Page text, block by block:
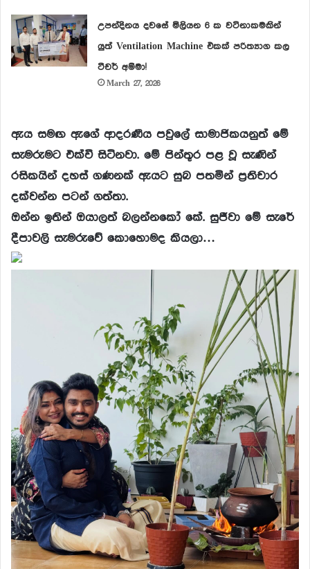
උපන්දිනය දවසේ මිලියන 6 ක වටිනාකමකින්
යුත් Ventilation Machine එකක් පරිත්‍යාග කල
ටීචර් අම්මා!
March 27, 2026
ඇය සමඟ ඇගේ ආදරණීය පවුලේ සාමාජිකයනුත් මේ
සැමරුමට එක්වී සිටිනවා. මේ පින්තූර පළ වූ සැණින්
රසිකයින් දහස් ගණනක් ඇයට සුබ පතමින් ප්‍රතිචාර
දක්වන්න පටන් ගත්තා.
ඔන්න ඉතින් ඔයාලත් බලන්නකෝ කේ. සුජීවා මේ සැරේ
දීපාවලි සැමරුවේ කොහොමද කියලා…